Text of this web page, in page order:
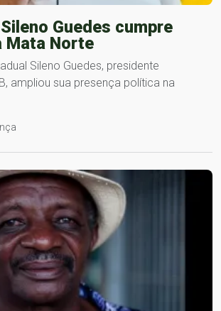
Guedes cumpre
Mata Norte
Sileno Guedes, presidente
ampliou sua presença política na